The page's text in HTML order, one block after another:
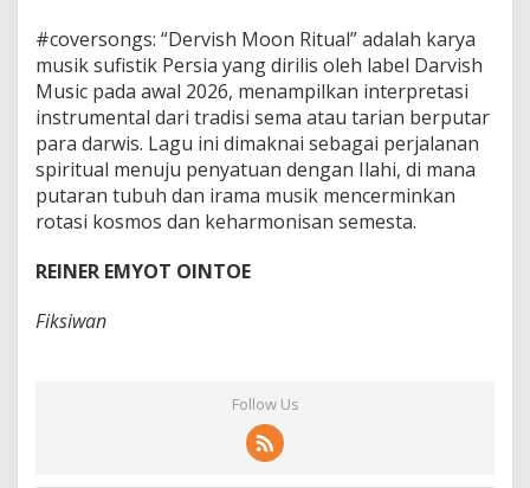
#coversongs: “Dervish Moon Ritual” adalah karya
musik sufistik Persia yang dirilis oleh label Darvish
Music pada awal 2026, menampilkan interpretasi
instrumental dari tradisi sema atau tarian berputar
para darwis. Lagu ini dimaknai sebagai perjalanan
spiritual menuju penyatuan dengan Ilahi, di mana
putaran tubuh dan irama musik mencerminkan
rotasi kosmos dan keharmonisan semesta.
REINER EMYOT OINTOE
Fiksiwan
Follow Us